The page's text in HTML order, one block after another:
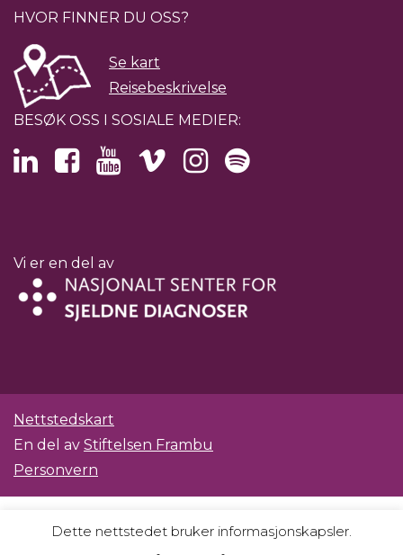
HVOR FINNER DU OSS?
Se kart
Reisebeskrivelse
BESØK OSS I SOSIALE MEDIER:
Vi er en del av
Nettstedskart
En del av Stiftelsen Frambu
Personvern
Dette nettstedet bruker informasjonskapsler.